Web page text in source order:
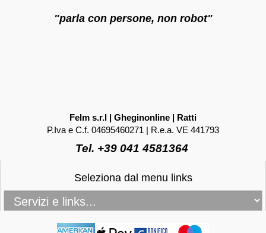
"parla con persone, non robot"
Felm s.r.l | Gheginonline | Ratti
P.Iva e C.f. 04695460271 | R.e.a. VE 441793
Tel. +39 041 4581364
Seleziona dal menu links